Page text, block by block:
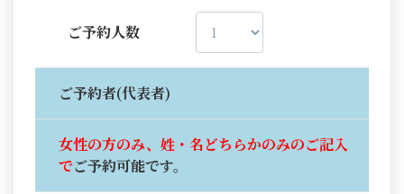
ご予約人数
ご予約者(代表者)
女性の方のみ、姓・名どちらかのみのご記入
でご予約可能です。